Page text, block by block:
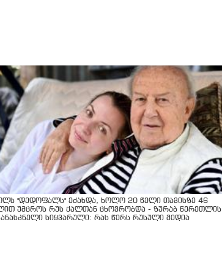
"დედოფალს" ეძახდა, ხოლო 20 წელი თავისზე 46
უმცროს რუს ქალთან ცხოვრობდა - ზურაბ წერეთლის
სიყვარული: რას წერს რუსული მედია